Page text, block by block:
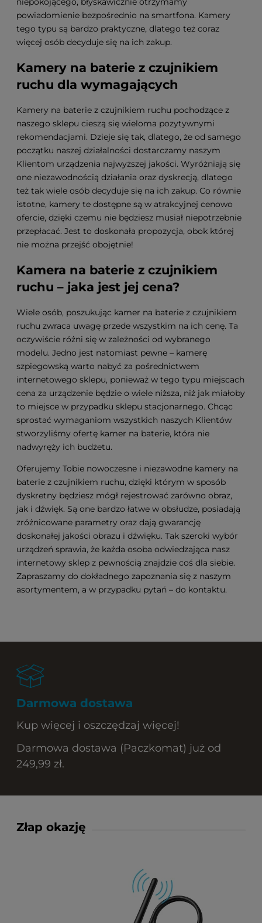
powiadomienie bezpośrednio na smartfona. Kamery
tego typu są bardzo praktyczne, dlatego też coraz
więcej osób decyduje się na ich zakup.
Kamery na baterie z czujnikiem
ruchu dla wymagających
Kamery na baterie z czujnikiem ruchu pochodzące z
naszego sklepu cieszą się wieloma pozytywnymi
rekomendacjami. Dzieje się tak, dlatego, że od samego
początku naszej działalności dostarczamy naszym
Klientom urządzenia najwyższej jakości. Wyróżniają się
one niezawodnością działania oraz dyskrecją, dlatego
też tak wiele osób decyduje się na ich zakup. Co równie
istotne, kamery te dostępne są w atrakcyjnej cenowo
ofercie, dzięki czemu nie będziesz musiał niepotrzebnie
przepłacać. Jest to doskonała propozycja, obok której
nie można przejść obojętnie!
Kamera na baterie z czujnikiem
ruchu – jaka jest jej cena?
Wiele osób, poszukując kamer na baterie z czujnikiem
ruchu zwraca uwagę przede wszystkim na ich cenę. Ta
oczywiście różni się w zależności od wybranego
modelu. Jedno jest natomiast pewne – kamerę
szpiegowską warto nabyć za pośrednictwem
internetowego sklepu, ponieważ w tego typu miejscach
cena za urządzenie będzie o wiele niższa, niż jak miałoby
to miejsce w przypadku sklepu stacjonarnego. Chcąc
sprostać wymaganiom wszystkich naszych Klientów
stworzyliśmy ofertę kamer na baterie, która nie
nadwyręży ich budżetu.
Oferujemy Tobie nowoczesne i niezawodne kamery na
baterie z czujnikiem ruchu, dzięki którym w sposób
dyskretny będziesz mógł rejestrować zarówno obraz,
jak i dźwięk. Są one bardzo łatwe w obsłudze, posiadają
zróżnicowane parametry oraz dają gwarancję
doskonałej jakości obrazu i dźwięku. Tak szeroki wybór
urządzeń sprawia, że każda osoba odwiedzająca nasz
internetowy sklep z pewnością znajdzie coś dla siebie.
Zapraszamy do dokładnego zapoznania się z naszym
asortymentem, a w przypadku pytań – do kontaktu.
Darmowa dostawa
Kup więcej i oszczędzaj więcej!
Darmowa dostawa (Paczkomat) już od
249,99 zł.
Złap okazję